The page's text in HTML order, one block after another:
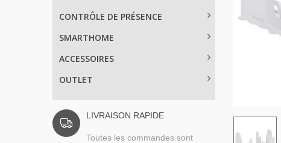
CONTRÔLE DE PRÉSENCE
SMARTHOME
ACCESSOIRES
OUTLET
LIVRAISON RAPIDE
Toutes les commandes sont